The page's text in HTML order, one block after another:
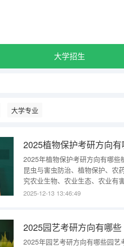
大学招生
大学专业
2025植物保护考研方向有
2025年植物保护考研方向有哪
昆虫与害虫防治、植物保护、农
究农业生物、农业生态、农业有
术等方面的基本知识和技能，进
微生物学》、《植物
2025-12-13 13:46:49
2025园艺考研方向有哪些
2025年园艺考研方向有哪些园